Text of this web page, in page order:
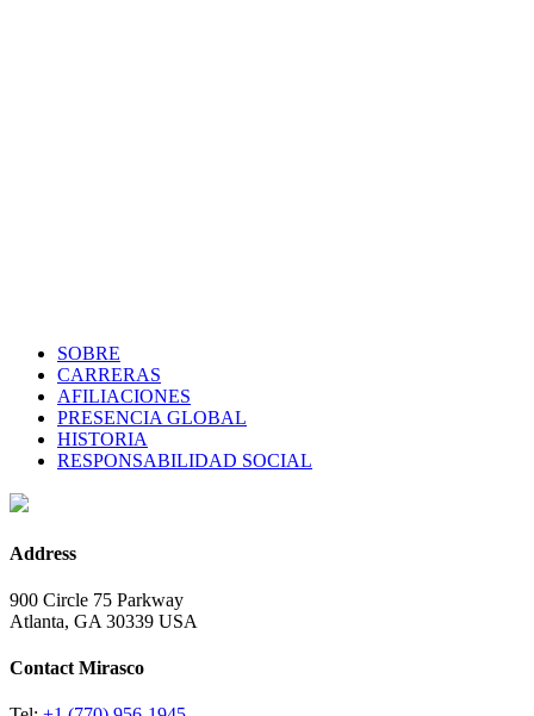
SOBRE
CARRERAS
AFILIACIONES
PRESENCIA GLOBAL
HISTORIA
RESPONSABILIDAD SOCIAL
Address
900 Circle 75 Parkway
Atlanta, GA 30339 USA
Contact Mirasco